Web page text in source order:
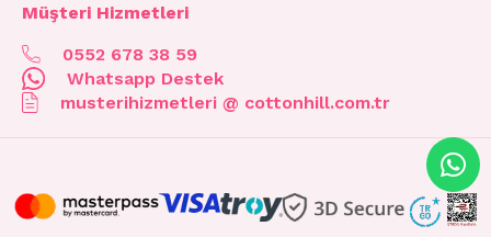
Müşteri Hizmetleri
0552 678 38 59
Whatsapp Destek
musterihizmetleri @ cottonhill.com.tr